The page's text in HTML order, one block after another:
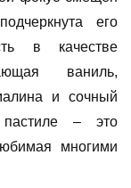
его
в качестве
ваниль,
и сочный
– это
многими